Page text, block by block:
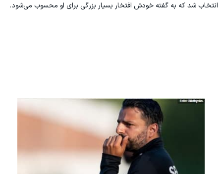
انتخاب شد که به گفته خودش افتخار بسیار بزرگی برای او محسوب می‌شود.